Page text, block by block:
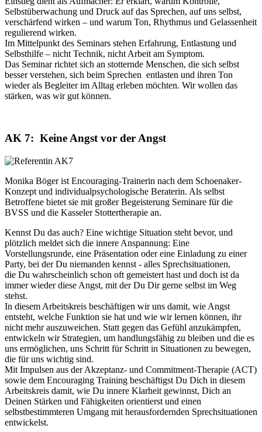
Selbstüberwachung und Druck auf das Sprechen, auf uns selbst,
verschärfend wirken – und warum Ton, Rhythmus und Gelassenheit
regulierend wirken.
Im Mittelpunkt des Seminars stehen Erfahrung, Entlastung und
Selbsthilfe – nicht Technik, nicht Arbeit am Symptom.
Das Seminar richtet sich an stotternde Menschen, die sich selbst
besser verstehen, sich beim Sprechen entlasten und ihren Ton
wieder als Begleiter im Alltag erleben möchten. Wir wollen das
stärken, was wir gut können.
AK 7: Keine Angst vor der Angst
Monika Böger ist Encouraging-Trainerin nach dem Schoenaker-
Konzept und individualpsychologische Beraterin. Als selbst
Betroffene bietet sie mit großer Begeisterung Seminare für die
BVSS und die Kasseler Stottertherapie an.
Kennst Du das auch? Eine wichtige Situation steht bevor, und
plötzlich meldet sich die innere Anspannung: Eine
Vorstellungsrunde, eine Präsentation oder eine Einladung zu einer
Party, bei der Du niemanden kennst - alles Sprechsituationen,
die Du wahrscheinlich schon oft gemeistert hast und doch ist da
immer wieder diese Angst, mit der Du Dir gerne selbst im Weg
stehst.
In diesem Arbeitskreis beschäftigen wir uns damit, wie Angst
entsteht, welche Funktion sie hat und wie wir lernen können, ihr
nicht mehr auszuweichen. Statt gegen das Gefühl anzukämpfen,
entwickeln wir Strategien, um handlungsfähig zu bleiben und die es
uns ermöglichen, uns Schritt für Schritt in Situationen zu bewegen,
die für uns wichtig sind.
Mit Impulsen aus der Akzeptanz- und Commitment-Therapie (ACT)
sowie dem Encouraging Training beschäftigst Du Dich in diesem
Arbeitskreis damit, wie Du innere Klarheit gewinnst, Dich an
Deinen Stärken und Fähigkeiten orientierst und einen
selbstbestimmteren Umgang mit herausfordernden Sprechsituationen
entwickelst.